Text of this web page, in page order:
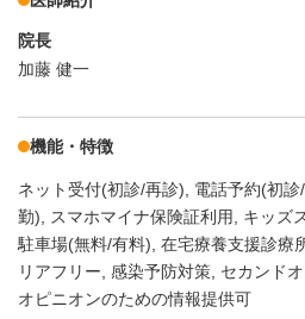
院長
加藤 健一
機能・特徴
ネット受付(初診/再診) 電話予約(初診
勤)
スマホマイナ保険証利用 キッズ
駐車場(無料/有料) 在宅療養支援診療
リアフリー 感染予防対策 セカンド
オピニオンのための情報提供可